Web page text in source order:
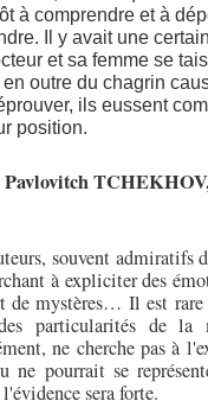
à comprendre et à
Il y avait une
et sa femme se
en outre du chagrin
ils eussent
position.
souvent admiratifs
à expliciter des
de mystères… Il est rare
particularités de la
ne cherche pas à
ne pourrait se
sera forte.